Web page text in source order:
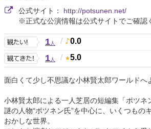
公式サイト： http://potsunen.net/
※正式な公演情報は公式サイトでご確認
1人 / 0.0
1人 / 5.0
面白くて少し不思議な小林賢太郎ワールドへ
小林賢太郎による一人芝居の短編集「ポツネ
謎の人物“ポツネン氏”を中心に、いくつもの
おかしな世界。